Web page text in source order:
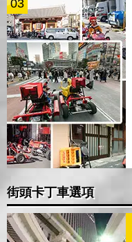
03
街頭卡丁車選項